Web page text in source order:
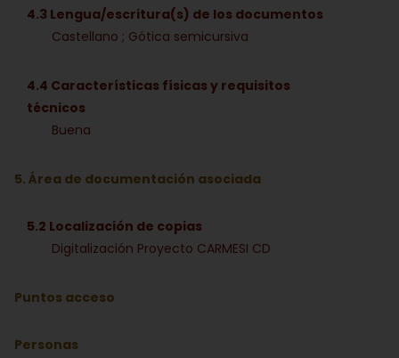
4.3 Lengua/escritura(s) de los documentos
Castellano ; Gótica semicursiva
4.4 Características físicas y requisitos
técnicos
Buena
5. Área de documentación asociada
5.2 Localización de copias
Digitalización Proyecto CARMESI CD
Puntos acceso
Personas